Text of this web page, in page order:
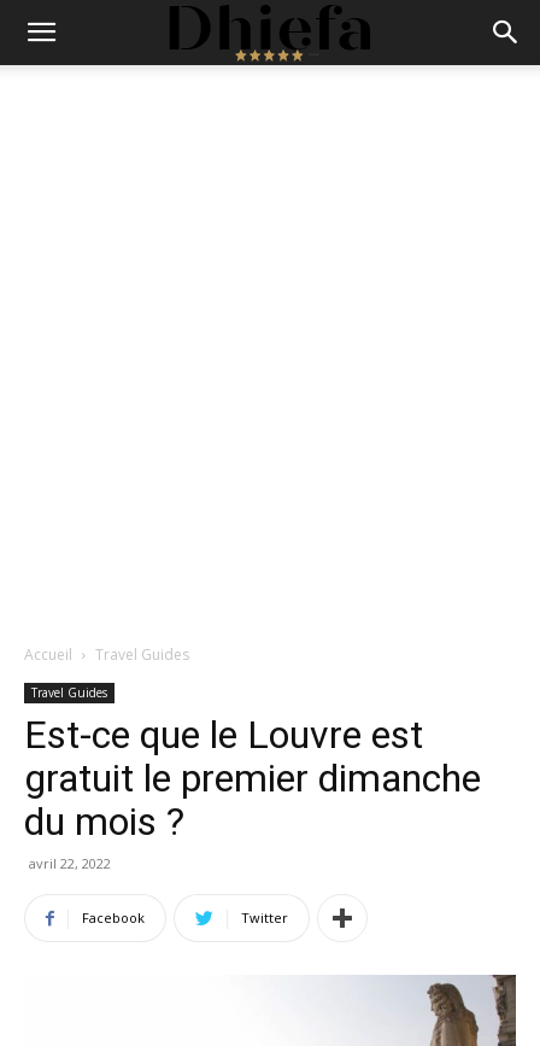
Accueil Travel Guides
Travel Guides
Est-ce que le Louvre est
gratuit le premier dimanche
du mois ?
avril 22, 2022
Facebook Twitter